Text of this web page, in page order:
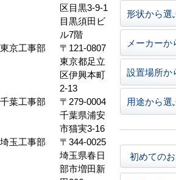
区目黒3-9-1
目黒須田ビ
ル7階
東京工事部
〒121-0807
東京都足立
区伊興本町
2-13
千葉工事部
〒279-0004
千葉県浦安
市猫実3-16
埼玉工事部
〒344-0025
埼玉県春日
部市増田新
形状から選
メーカーか
設置場所か
用途から選
初めての